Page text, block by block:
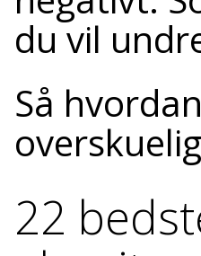
du vil
Så
22